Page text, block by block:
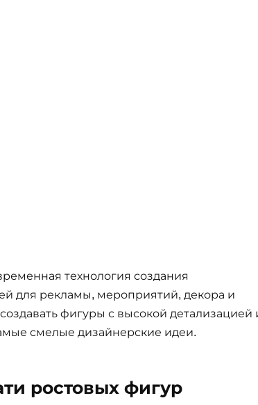
технология создания
для рекламы, мероприятий, декора и
фигуры с высокой детализацией
смелые дизайнерские идеи.
ростовых фигур